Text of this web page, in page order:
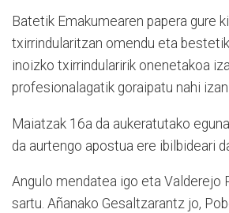
Batetik Emakumearen papera gure
txirrindularitzan omendu eta
inoizko txirrindularirik onenetakoa
profesionalagatik goraipatu nahi izan
Maiatzak 16a da aukeratutako
da aurtengo apostua ere ibilbideari
Angulo mendatea igo eta Valderejo
sartu. Añanako Gesaltzarantz jo,